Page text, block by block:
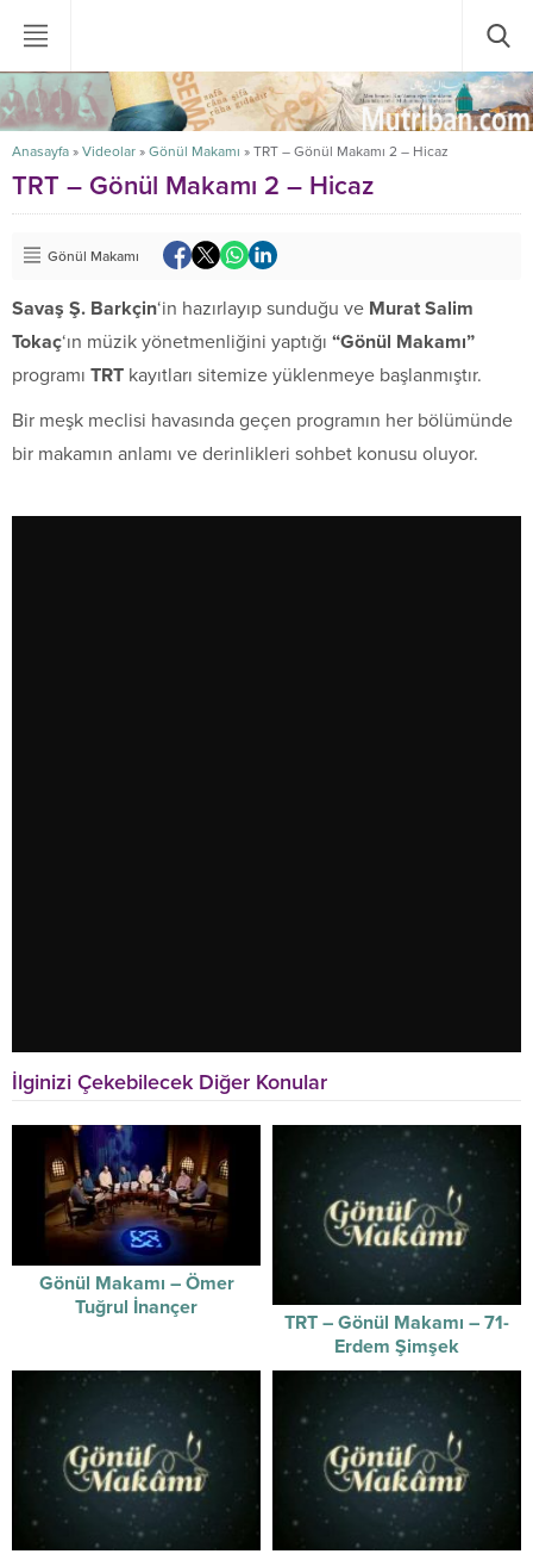
Anasayfa » Videolar » Gönül Makamı » TRT – Gönül Makamı 2 – Hicaz
TRT – Gönül Makamı 2 – Hicaz
Gönül Makamı
Savaş Ş. Barkçin‘in hazırlayıp sunduğu ve Murat Salim
Tokaç‘ın müzik yönetmenliğini yaptığı “Gönül Makamı”
programı TRT kayıtları sitemize yüklenmeye başlanmıştır.
Bir meşk meclisi havasında geçen programın her bölümünde
bir makamın anlamı ve derinlikleri sohbet konusu oluyor.
İlginizi Çekebilecek Diğer Konular
Gönül Makamı – Ömer
Tuğrul İnançer
TRT – Gönül Makamı – 71-
Erdem Şimşek